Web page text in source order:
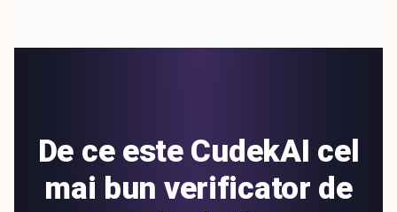
De ce este CudekAI cel
mai bun verificator de